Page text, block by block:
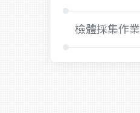
檢體採集作